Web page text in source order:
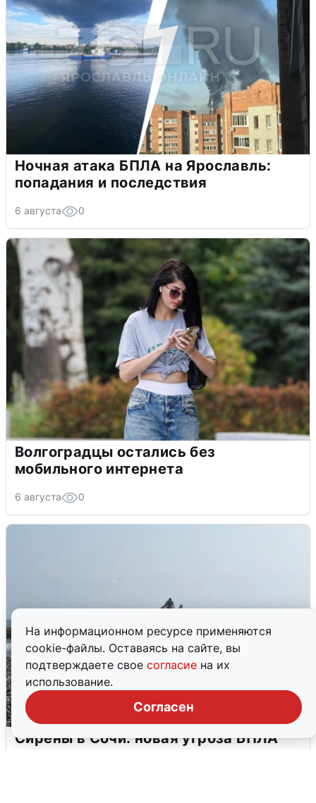
На информационном ресурсе применяются
cookie-файлы. Оставаясь на сайте, вы
подтверждаете свое согласие на их
использование.
Согласен
Ночная атака БПЛА на Ярославль:
попадания и последствия
6 августа 0
Волгоградцы остались без
мобильного интернета
6 августа 0
Сирены в Сочи: новая угроза БПЛА